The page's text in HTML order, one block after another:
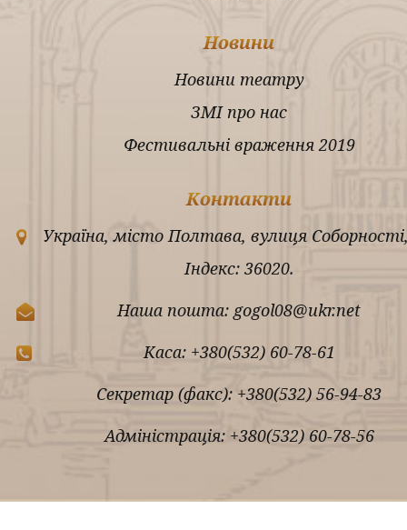
Новини
Новини театру
ЗМІ про нас
Фестивальні враження 2019
Контакти
Україна, місто Полтава, вулиця
Індекс: 36020.
Наша пошта: gogol08@ukr.net
Каса: +380(532) 60-78-61
Секретар (факс): +380(532) 56-94-83
Адміністрація: +380(532) 60-78-56